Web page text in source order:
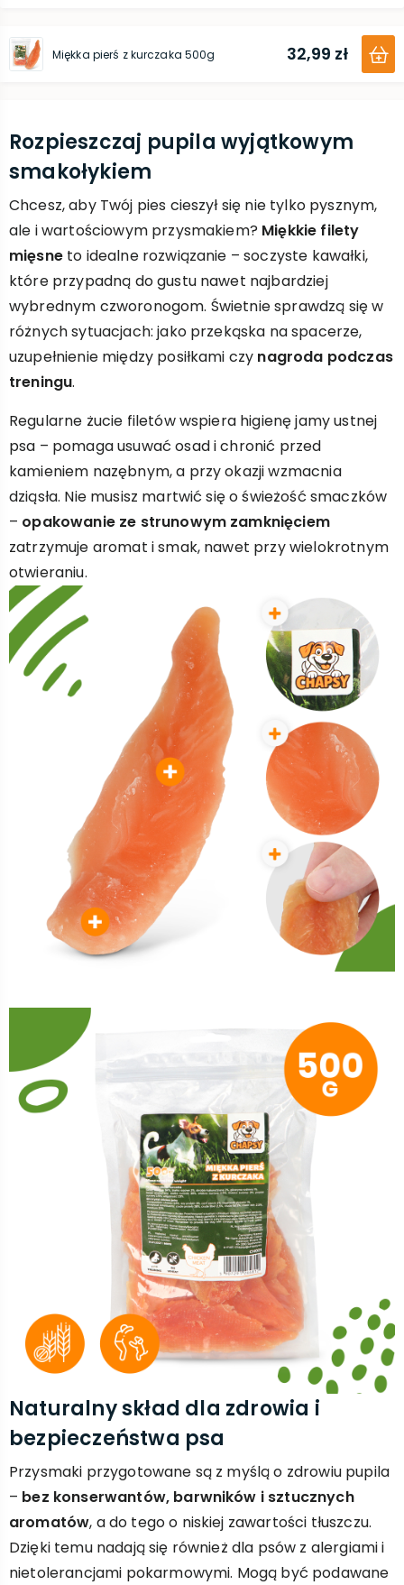
Miękka pierś z kurczaka 500g 32,99 zł
Rozpieszczaj pupila wyjątkowym
smakołykiem
Chcesz, aby Twój pies cieszył się nie tylko pysznym,
ale i wartościowym przysmakiem? Miękkie filety
mięsneto idealne rozwiązanie – soczyste kawałki,
które przypadną do gustu nawet najbardziej
wybrednym czworonogom. Świetnie sprawdzą się w
różnych sytuacjach: jako przekąska na spacerze,
uzupełnienie między posiłkami czy nagroda podczas
treningu.
Regularne żucie filetów wspiera higienę jamy ustnej
psa – pomaga usuwać osad i chronić przed
kamieniem nazębnym, a przy okazji wzmacnia
dziąsła. Nie musisz martwić się o świeżość smaczków
– opakowanie ze strunowym zamknięciem
zatrzymuje aromat i smak, nawet przy wielokrotnym
otwieraniu.
Naturalny skład dla zdrowia i
bezpieczeństwa psa
Przysmaki przygotowane są z myślą o zdrowiu pupila
– bez konserwantów, barwników i sztucznych
aromatów, a do tego o niskiej zawartości tłuszczu.
Dzięki temu nadają się również dla psów z alergiami i
nietolerancjami pokarmowymi. Mogą być podawane